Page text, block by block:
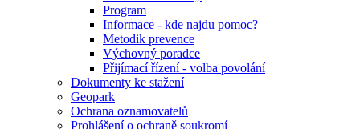
Program
Informace - kde najdu pomoc?
Metodik prevence
Výchovný poradce
Přijímací řízení - volba povolání
Dokumenty ke stažení
Geopark
Ochrana oznamovatelů
Prohlášení o ochraně soukromí